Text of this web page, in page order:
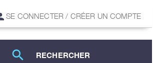
SE CONNECTER / CRÉER UN COMPTE
search RECHERCHER